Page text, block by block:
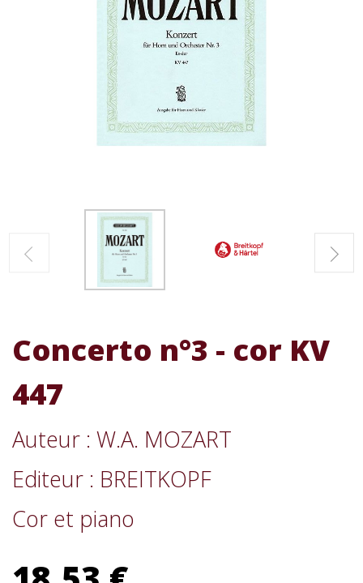
Concerto n°3 - cor KV
447
Auteur : W.A. MOZART
Editeur : BREITKOPF
Cor et piano